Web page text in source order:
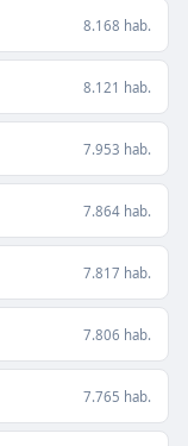
8.168 hab.
8.121 hab.
7.953 hab.
7.864 hab.
7.817 hab.
7.806 hab.
7.765 hab.